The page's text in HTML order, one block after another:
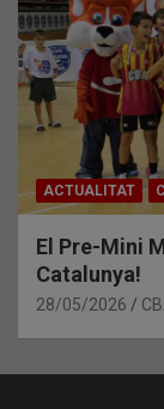
ACTUALITAT
El Pre-Mini
Catalunya!
28/05/2026